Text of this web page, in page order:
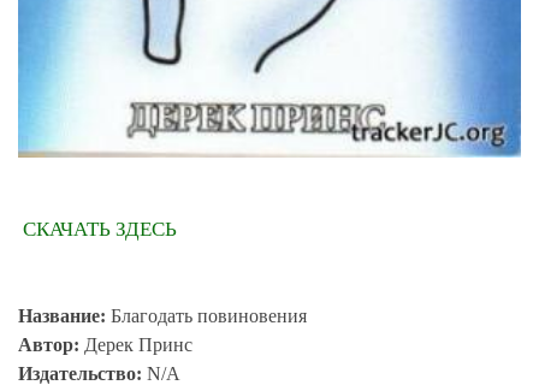
СКАЧАТЬ ЗДЕСЬ
Название: Благодать повиновения
Автор: Дерек Принс
Издательство: N/A